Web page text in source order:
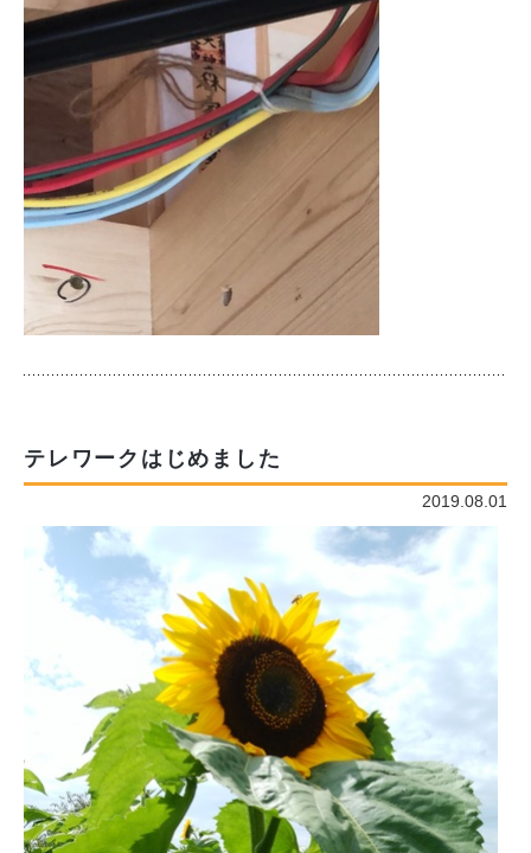
テレワークはじめました
2019.08.01